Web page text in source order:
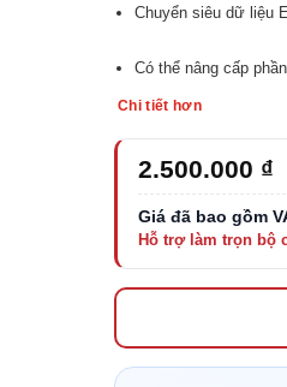
Chuyển siêu dữ liệu
Có thể nâng cấp
Chi tiết hơn
2.500.000 ₫